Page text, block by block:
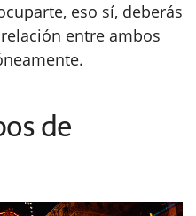
eso sí, deberás
entre ambos
de